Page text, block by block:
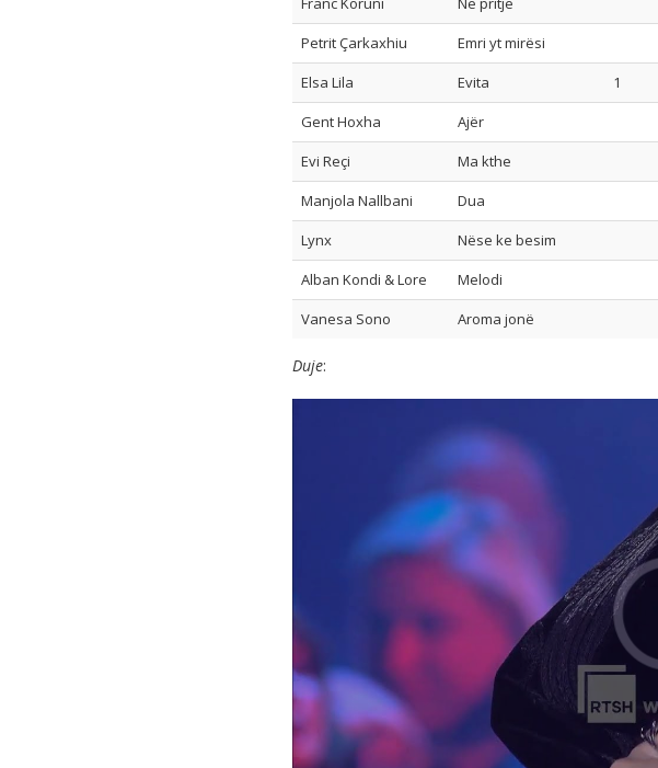
Petrit Çarkaxhiu
Emri yt mirësi
Elsa Lila
Evita
1
Gent Hoxha
Ajër
Evi Reçi
Ma kthe
Manjola Nallbani
Dua
Lynx
Nëse ke besim
Alban Kondi & Lore
Melodi
Vanesa Sono
Aroma jonë
Duje: